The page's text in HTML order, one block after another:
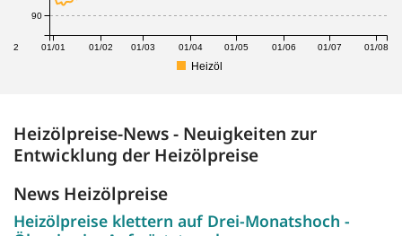
12 01/01 01/02 01/03 01/04 01/05 01/06 01/07 01/08
90
Heizöl
Heizölpreise-News - Neuigkeiten zur
Entwicklung der Heizölpreise
News Heizölpreise
Heizölpreise klettern auf Drei-Monatshoch -